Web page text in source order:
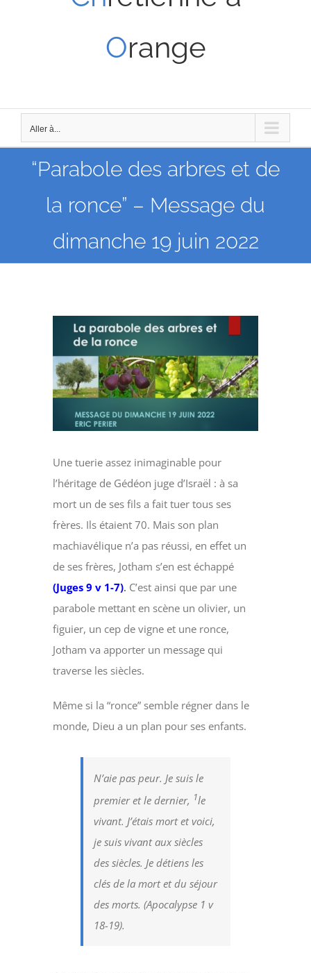
Orange
Aller à...
“Parabole des arbres et de
la ronce” – Message du
dimanche 19 juin 2022
l'image
agrandie
Une tuerie assez inimaginable pour
l’héritage de Gédéon juge d’Israël : à sa
mort un de ses fils a fait tuer tous ses
frères. Ils étaient 70. Mais son plan
machiavélique n’a pas réussi, en effet un
de ses frères, Jotham s’en est échappé
(Juges 9 v 1-7). C’est ainsi que par une
parabole mettant en scène un olivier, un
figuier, un cep de vigne et une ronce,
Jotham va apporter un message qui
traverse les siècles.
Même si la “ronce” semble régner dans le
monde, Dieu a un plan pour ses enfants.
N’aie pas peur. Je suis le
premier et le dernier, 1le
vivant. J’étais mort et voici,
je suis vivant aux siècles
des siècles. Je détiens les
clés de la mort et du séjour
des morts. (Apocalypse 1 v
18-19).